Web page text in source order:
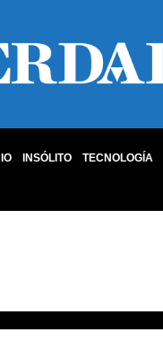
INSÓLITO TECNOLOGÍA